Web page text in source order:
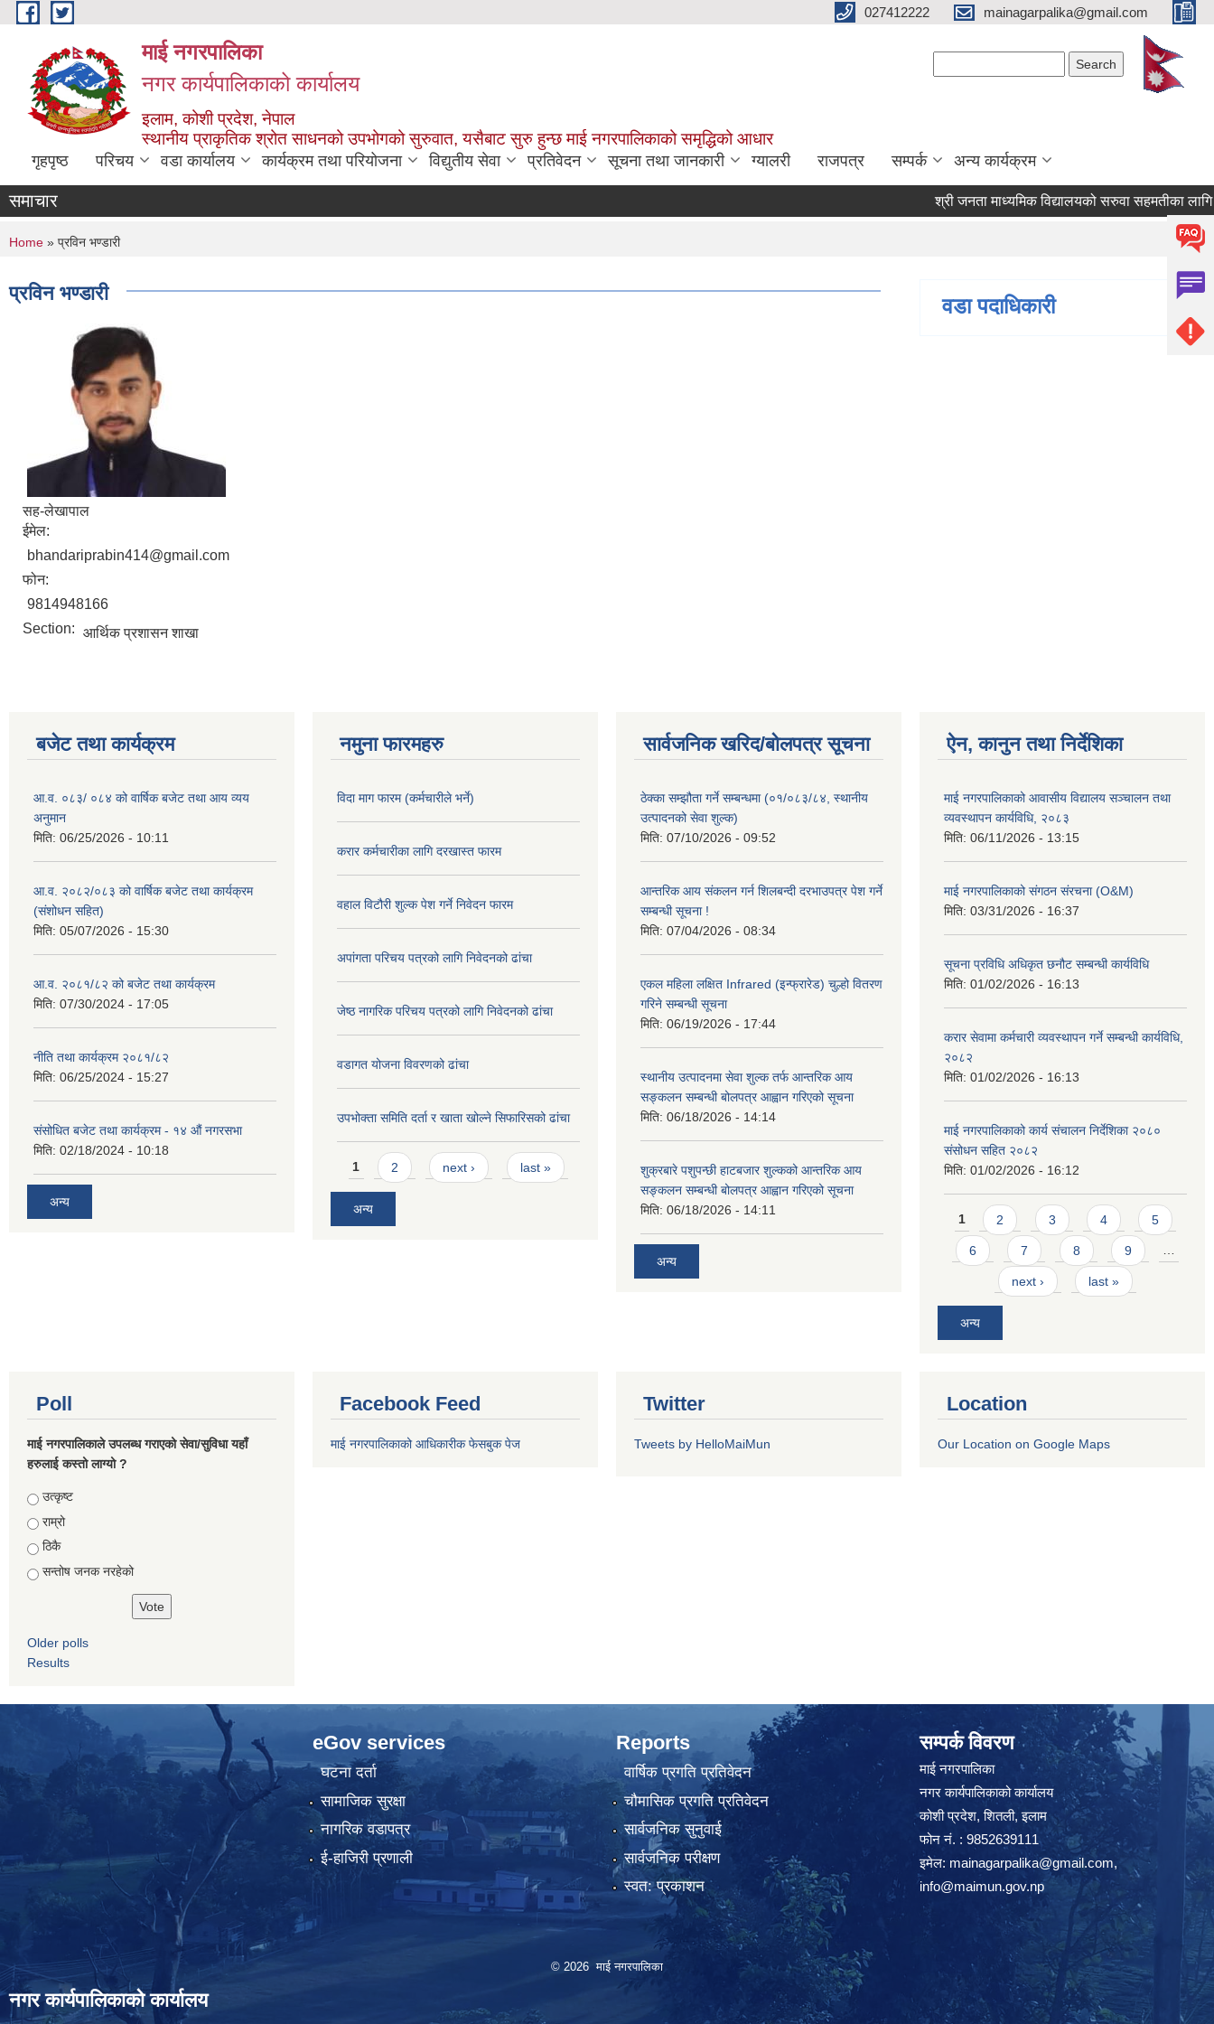
Skip to main content 027412222 mainagarpalika@gmail.com
माई नगरपालिका
नगर कार्यपालिकाको कार्यालय
इलाम, कोशी प्रदेश, नेपाल
स्थानीय प्राकृतिक श्रोत साधनको उपभोगको सुरुवात, यसैबाट सुरु हुन्छ माई नगरपालिकाको समृद्धिको आधार
गृहपृष्ठ परिचय वडा कार्यालय कार्यक्रम तथा परियोजना विद्युतीय सेवा प्रतिवेदन सूचना तथा जानकारी ग्यालरी राजपत्र सम्पर्क अन्य कार्यक्रम
समाचार श्री जनता माध्यमिक विद्यालयको सरुवा सहमतीका लागि
You are here
Home » प्रविन भण्डारी
प्रविन भण्डारी
सह-लेखापाल
ईमेल:
bhandariprabin414@gmail.com
फोन:
9814948166
Section: आर्थिक प्रशासन शाखा
वडा पदाधिकारी
बजेट तथा कार्यक्रम
आ.व. ०८३/ ०८४ को वार्षिक बजेट तथा आय व्यय
अनुमान
मिति: 06/25/2026 - 10:11
आ.व. २०८२/०८३ को वार्षिक बजेट तथा कार्यक्रम
(संशोधन सहित)
मिति: 05/07/2026 - 15:30
आ.व. २०८१/८२ को बजेट तथा कार्यक्रम
मिति: 07/30/2024 - 17:05
नीति तथा कार्यक्रम २०८१/८२
मिति: 06/25/2024 - 15:27
संसोधित बजेट तथा कार्यक्रम - १४ औं नगरसभा
मिति: 02/18/2024 - 10:18
अन्य
नमुना फारमहरु
विदा माग फारम (कर्मचारीले भर्ने)
करार कर्मचारीका लागि दरखास्त फारम
वहाल विटौरी शुल्क पेश गर्ने निवेदन फारम
अपांगता परिचय पत्रको लागि निवेदनको ढांचा
जेष्ठ नागरिक परिचय पत्रको लागि निवेदनको ढांचा
वडागत योजना विवरणको ढांचा
उपभोक्ता समिति दर्ता र खाता खोल्ने सिफारिसको ढांचा
Pages
1 2 next › last »
अन्य
सार्वजनिक खरिद/बोलपत्र सूचना
ठेक्का सम्झौता गर्ने सम्बन्धमा (०१/०८३/८४, स्थानीय
उत्पादनको सेवा शुल्क)
मिति: 07/10/2026 - 09:52
आन्तरिक आय संकलन गर्न शिलबन्दी दरभाउपत्र पेश गर्ने
सम्बन्धी सूचना !
मिति: 07/04/2026 - 08:34
एकल महिला लक्षित Infrared (इन्फ्रारेड) चुल्हो वितरण
गरिने सम्बन्धी सूचना
मिति: 06/19/2026 - 17:44
स्थानीय उत्पादनमा सेवा शुल्क तर्फ आन्तरिक आय
सङ्कलन सम्बन्धी बोलपत्र आह्वान गरिएको सूचना
मिति: 06/18/2026 - 14:14
शुक्रबारे पशुपन्छी हाटबजार शुल्कको आन्तरिक आय
सङ्कलन सम्बन्धी बोलपत्र आह्वान गरिएको सूचना
मिति: 06/18/2026 - 14:11
अन्य
ऐन, कानुन तथा निर्देशिका
माई नगरपालिकाको आवासीय विद्यालय सञ्चालन तथा
व्यवस्थापन कार्यविधि, २०८३
मिति: 06/11/2026 - 13:15
माई नगरपालिकाको संगठन संरचना (O&M)
मिति: 03/31/2026 - 16:37
सूचना प्रविधि अधिकृत छनौट सम्बन्धी कार्यविधि
मिति: 01/02/2026 - 16:13
करार सेवामा कर्मचारी व्यवस्थापन गर्ने सम्बन्धी कार्यविधि,
२०८२
मिति: 01/02/2026 - 16:13
माई नगरपालिकाको कार्य संचालन निर्देशिका २०८०
संसोधन सहित २०८२
मिति: 01/02/2026 - 16:12
Pages
1 2 3 4 5
6 7 8 9 …
next › last »
अन्य
Poll
माई नगरपालिकाले उपलब्ध गराएको सेवा/सुविधा यहाँ
हरुलाई कस्तो लाग्यो ?
Choices
उत्कृष्ट
राम्रो
ठिकै
सन्तोष जनक नरहेको
Older polls
Results
Facebook Feed
माई नगरपालिकाको आधिकारीक फेसबुक पेज
Twitter
Tweets by HelloMaiMun
Location
Our Location on Google Maps
eGov services
घटना दर्ता
सामाजिक सुरक्षा
नागरिक वडापत्र
ई-हाजिरी प्रणाली
Reports
वार्षिक प्रगति प्रतिवेदन
चौमासिक प्रगति प्रतिवेदन
सार्वजनिक सुनुवाई
सार्वजनिक परीक्षण
स्वत: प्रकाशन
सम्पर्क विवरण
माई नगरपालिका
नगर कार्यपालिकाको कार्यालय
कोशी प्रदेश, शितली, इलाम
फोन नं. : 9852639111
इमेल: mainagarpalika@gmail.com,
info@maimun.gov.np
© 2026 माई नगरपालिका
नगर कार्यपालिकाको कार्यालय